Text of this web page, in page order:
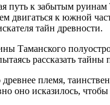
путь к забытым руинам
двигаться к южной
тайн древности.
Таманского
рассказать
древнее племя,
оно исказилось,